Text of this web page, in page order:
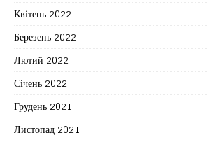
Квітень 2022
Березень 2022
Лютий 2022
Січень 2022
Грудень 2021
Листопад 2021